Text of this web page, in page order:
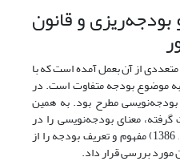
و قانون
از آن بعمل آمده است که با
به موضوع بودجه متفاوت است. در
بودجه‌نویسی مطرح بود. به همین
گرفته، معنای بودجه‌نویسی را در
اذهان تداعی می‌نماید. (یوسفی‌نژاد, 1386) مفهوم و تعریف بودجه را از
مورد بررسی قرار داد.